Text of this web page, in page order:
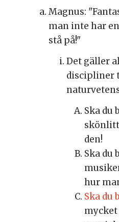
Magnus:
man inte har
stå på!"
Det gäller
discipliner
Ska du
den!
Ska du
hur
Ska du